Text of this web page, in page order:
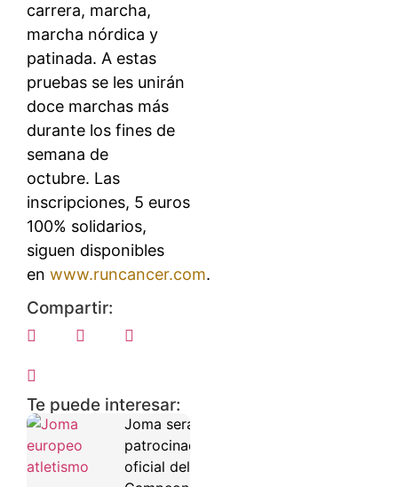
carrera, marcha,
marcha nórdica y
patinada. A estas
pruebas se les unirán
doce marchas más
durante los fines de
semana de
octubre. Las
inscripciones, 5 euros
100% solidarios,
siguen disponibles
en www.runcancer.com.
Compartir:
Te puede interesar:
Joma será
patrocinador
oficial del